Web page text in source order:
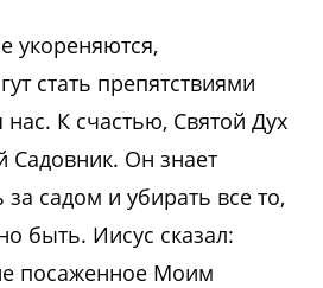
укореняются,
стать препятствиями
нас. К счастью, Святой Дух
Он знает
за садом и убирать все то,
быть. Иисус сказал:
посаженное Моим